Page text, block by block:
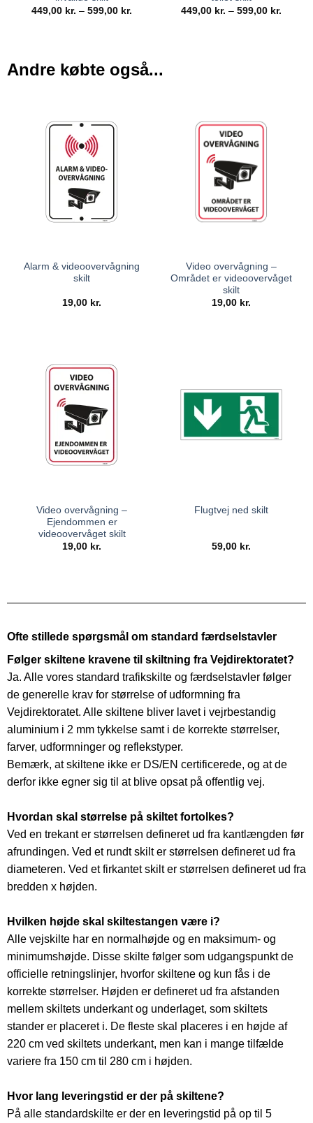
449,00 kr. – 599,00 kr.
449,00 kr. – 599,00 kr.
Andre købte også...
Alarm & videoovervågning
skilt
19,00 kr.
Video overvågning –
Området er videoovervåget
skilt
19,00 kr.
Video overvågning –
Ejendommen er
videoovervåget skilt
19,00 kr.
Flugtvej ned skilt
59,00 kr.
Ofte stillede spørgsmål om standard færdselstavler
Følger skiltene kravene til skiltning fra Vejdirektoratet?
Ja. Alle vores standard trafikskilte og færdselstavler følger
de generelle krav for størrelse of udformning fra
Vejdirektoratet. Alle skiltene bliver lavet i vejrbestandig
aluminium i 2 mm tykkelse samt i de korrekte størrelser,
farver, udformninger og reflekstyper.
Bemærk, at skiltene ikke er DS/EN certificerede, og at de
derfor ikke egner sig til at blive opsat på offentlig vej.
Hvordan skal størrelse på skiltet fortolkes?
Ved en trekant er størrelsen defineret ud fra kantlængden før
afrundingen. Ved et rundt skilt er størrelsen defineret ud fra
diameteren. Ved et firkantet skilt er størrelsen defineret ud fra
bredden x højden.
Hvilken højde skal skiltestangen være i?
Alle vejskilte har en normalhøjde og en maksimum- og
minimumshøjde. Disse skilte følger som udgangspunkt de
officielle retningslinjer, hvorfor skiltene og kun fås i de
korrekte størrelser. Højden er defineret ud fra afstanden
mellem skiltets underkant og underlaget, som skiltets
stander er placeret i. De fleste skal placeres i en højde af
220 cm ved skiltets underkant, men kan i mange tilfælde
variere fra 150 cm til 280 cm i højden.
Hvor lang leveringstid er der på skiltene?
På alle standardskilte er der en leveringstid på op til 5